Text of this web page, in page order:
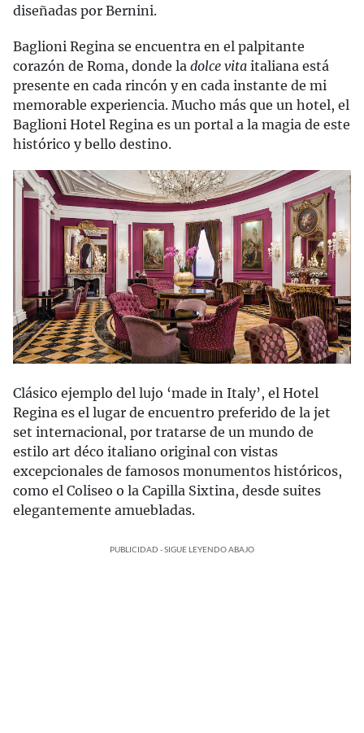
diseñadas por Bernini.
Baglioni Regina se encuentra en el palpitante
corazón de Roma, donde la dolce vita italiana está
presente en cada rincón y en cada instante de mi
memorable experiencia. Mucho más que un hotel, el
Baglioni Hotel Regina es un portal a la magia de este
histórico y bello destino.
Clásico ejemplo del lujo ‘made in Italy’, el Hotel
Regina es el lugar de encuentro preferido de la jet
set internacional, por tratarse de un mundo de
estilo art déco italiano original con vistas
excepcionales de famosos monumentos históricos,
como el Coliseo o la Capilla Sixtina, desde suites
elegantemente amuebladas.
PUBLICIDAD - SIGUE LEYENDO ABAJO